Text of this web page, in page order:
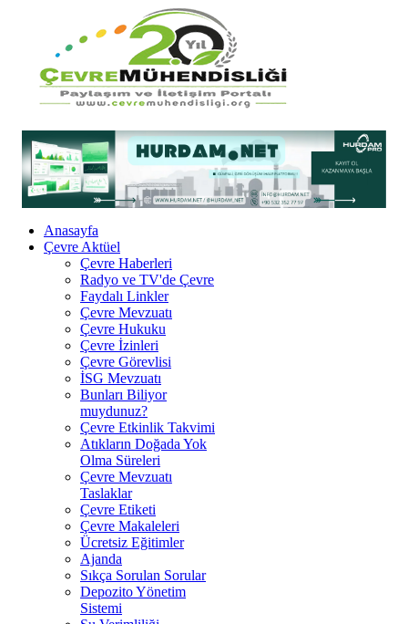
Anasayfa
Çevre Aktüel
Çevre Haberleri
Radyo ve TV'de Çevre
Faydalı Linkler
Çevre Mevzuatı
Çevre Hukuku
Çevre İzinleri
Çevre Görevlisi
İSG Mevzuatı
Bunları Biliyor
muydunuz?
Çevre Etkinlik Takvimi
Atıkların Doğada Yok
Olma Süreleri
Çevre Mevzuatı
Taslaklar
Çevre Etiketi
Çevre Makaleleri
Ücretsiz Eğitimler
Ajanda
Sıkça Sorulan Sorular
Depozito Yönetim
Sistemi